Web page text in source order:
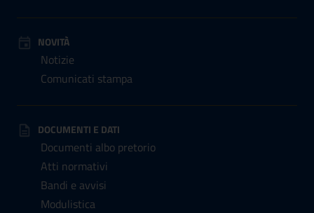
NOVITÀ
Notizie
Comunicati stampa
DOCUMENTI E DATI
Documenti albo pretorio
Atti normativi
Bandi e avvisi
Modulistica